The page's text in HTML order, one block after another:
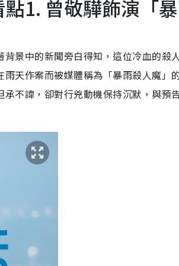
1. 曾敬驊飾演「
景中的新聞旁白得知，這位冷血的殺
天作案而被媒體稱為「暴雨殺人魔」
不諱，卻對行兇動機保持沉默，與預